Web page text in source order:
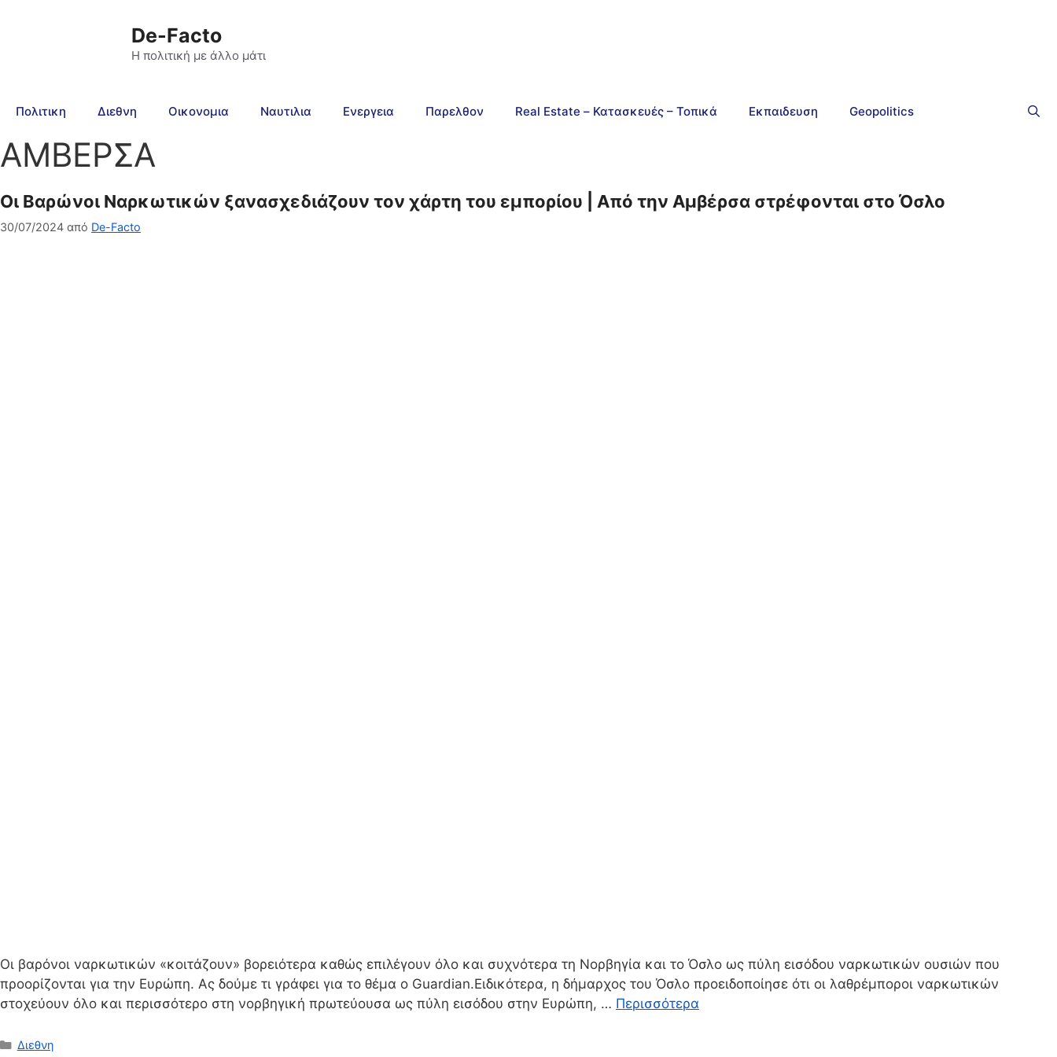
De-Facto
Η πολιτική με άλλο μάτι
Πολιτικη Διεθνη Οικονομια Ναυτιλια Ενεργεια Παρελθον Real Estate – Κατασκευές – Τοπικά Εκπαιδευση Geopolitics
ΑΜΒΕΡΣΑ
Οι Βαρώνοι Ναρκωτικών ξανασχεδιάζουν τον χάρτη του εμπορίου | Από την Αμβέρσα στρέφονται στο Όσλο
30/07/2024 από De-Facto
Οι βαρόνοι ναρκωτικών «κοιτάζουν» βορειότερα καθώς επιλέγουν όλο και συχνότερα τη Νορβηγία και το Όσλο ως πύλη εισόδου ναρκωτικών ουσιών που
προορίζονται για την Ευρώπη. Ας δούμε τι γράφει για το θέμα ο Guardian.Ειδικότερα, η δήμαρχος του Όσλο προειδοποίησε ότι οι λαθρέμποροι ναρκωτικών
στοχεύουν όλο και περισσότερο στη νορβηγική πρωτεύουσα ως πύλη εισόδου στην Ευρώπη, … Περισσότερα
Κατηγορίες
Διεθνη